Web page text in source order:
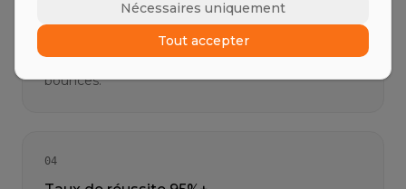
Résultats vérifiés
Chaque e-mail trouvé est automatiquement
vérifié pour la délivrabilité afin d'éviter les
bounces.
04
Nécessaires uniquement
Tout accepter